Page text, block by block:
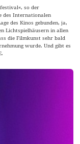
so der
des Internationalen
des Kinos gebunden, ja,
Lichtspielhäusern in allen
die Filmkunst sehr bald
wurde. Und gibt es